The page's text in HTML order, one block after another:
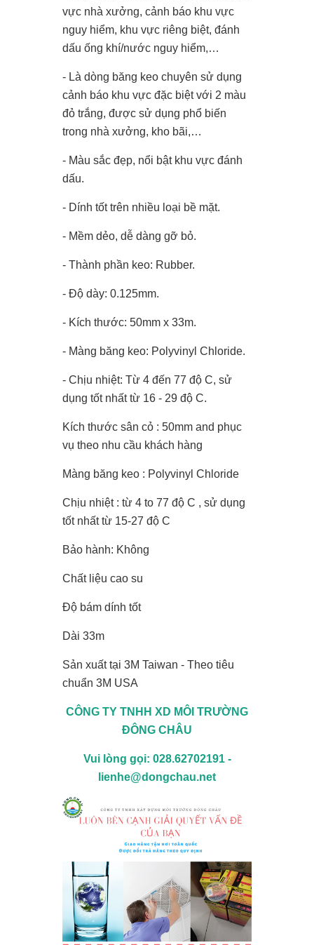
vực nhà xưởng, cảnh báo khu vực
nguy hiểm, khu vực riêng biệt, đánh
dấu ống khí/nước nguy hiểm,…
- Là dòng băng keo chuyên sử dụng
cảnh báo khu vực đặc biệt với 2 màu
đỏ trắng, được sử dụng phổ biến
trong nhà xưởng, kho bãi,…
- Màu sắc đẹp, nổi bật khu vực đánh
dấu.
- Dính tốt trên nhiều loại bề mặt.
- Mềm dẻo, dễ dàng gỡ bỏ.
- Thành phần keo: Rubber.
- Độ dày: 0.125mm.
- Kích thước: 50mm x 33m.
- Màng băng keo: Polyvinyl Chloride.
- Chịu nhiệt: Từ 4 đến 77 độ C, sử
dụng tốt nhất từ 16 - 29 độ C.
Kích thước sân cỏ : 50mm and phục
vụ theo nhu cầu khách hàng
Màng băng keo : Polyvinyl Chloride
Chịu nhiệt : từ 4 to 77 độ C , sử dụng
tốt nhất từ 15-27 độ C
Bảo hành: Không
Chất liệu cao su
Độ bám dính tốt
Dài 33m
Sản xuất tại 3M Taiwan - Theo tiêu
chuẩn 3M USA
CÔNG TY TNHH XD MÔI TRƯỜNG
ĐÔNG CHÂU
Vui lòng gọi: 028.62702191 -
lienhe@dongchau.net